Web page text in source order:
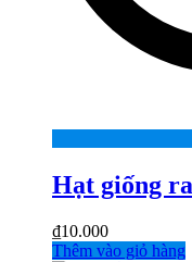
Hạt giống
₫10.000
Thêm vào giỏ hàng